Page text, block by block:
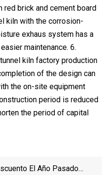
brick and cement board
kiln with the corrosion-
exhaus system has a
maintenance. 6.
kiln factory production
of the design can
the on-site equipment
period is reduced
the period of capital
El Año Pasado